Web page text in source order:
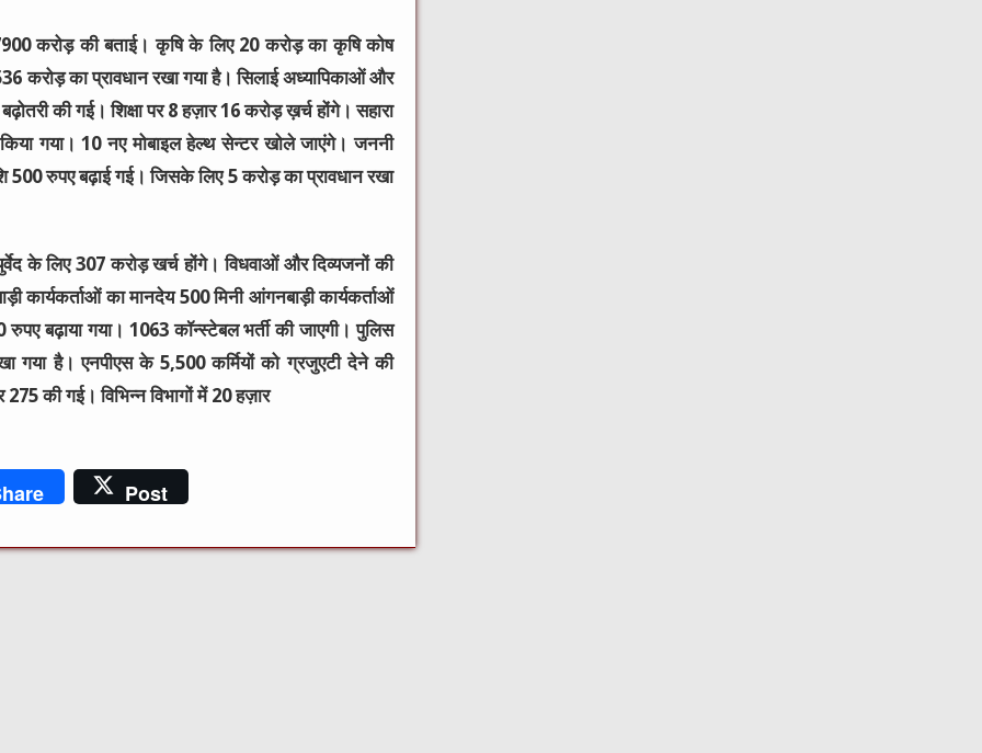
करोड़ की बताई। कृषि के लिए 20 करोड़ का कृषि कोष
करोड़ का प्रावधान रखा गया है। सिलाई अध्यापिकाओं और
की गई। शिक्षा पर 8 हज़ार 16 करोड़ ख़र्च होंगे। सहारा
गया। 10 नए मोबाइल हेल्थ सेन्टर खोले जाएंगे। जननी
500 रुपए बढ़ाई गई। जिसके लिए 5 करोड़ का प्रावधान रखा
के लिए 307 करोड़ खर्च होंगे। विधवाओं और दिव्यजनों की
का मानदेय 500 मिनी आंगनबाड़ी कार्यकर्ताओं
बढ़ाया गया। 1063 कॉन्स्टेबल भर्ती की जाएगी। पुलिस
गया है। एनपीएस के 5,500 कर्मियों को ग्रजुएटी देने की
275 की गई। विभिन्न विभागों में 20 हज़ार
Post